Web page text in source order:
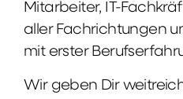
Mitarbeiter, IT-
aller Fachrichtungen
mit erster
Wir geben Dir